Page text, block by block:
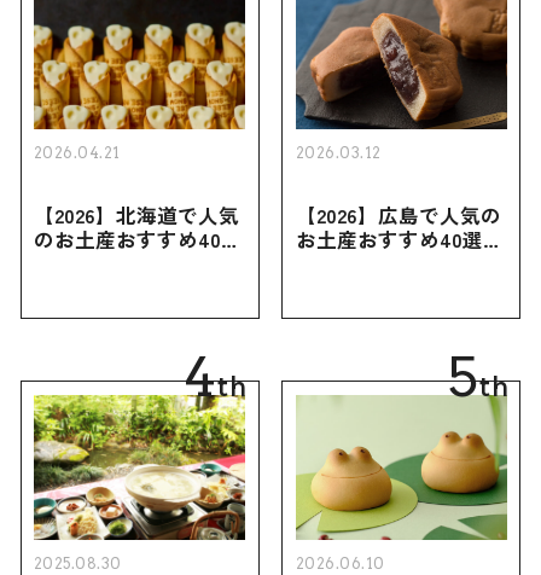
2026.04.21
【2026】北海道で人気
のお土産おすすめ40選
買えない限定品、女性
2026.03.12
【2026】広島で人気の
お土産おすすめ40選｜
き用、女性向けまで幅
4th
2025.08.30
5th
2026.06.10